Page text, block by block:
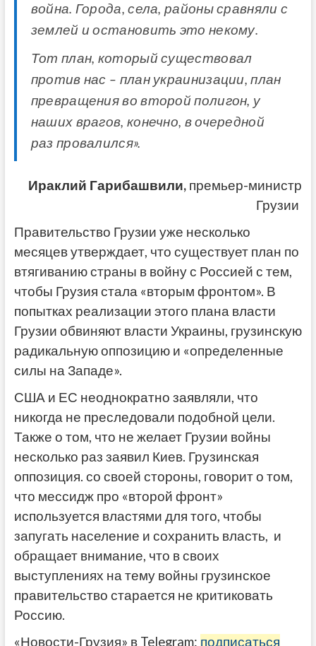
война. Города, села, районы сравняли с
землей и остановить это некому.
Тот план, который существовал
против нас – план украинизации, план
превращения во второй полигон, у
наших врагов, конечно, в очередной
раз провалился».
Ираклий Гарибашвили, премьер-министр
Грузии
Правительство Грузии уже несколько
месяцев утверждает, что существует план по
втягиванию страны в войну с Россией с тем,
чтобы Грузия стала «вторым фронтом». В
попытках реализации этого плана власти
Грузии обвиняют власти Украины, грузинскую
радикальную оппозицию и «определенные
силы на Западе».
США и ЕС неоднократно заявляли, что
никогда не преследовали подобной цели.
Также о том, что не желает Грузии войны
несколько раз заявил Киев. Грузинская
оппозиция. со своей стороны, говорит о том,
что мессидж про «второй фронт»
используется властями для того, чтобы
запугать население и сохранить власть, и
обращает внимание, что в своих
выступлениях на тему войны грузинское
правительство старается не критиковать
Россию.
«Новости-Грузия» в Telegram: подписаться